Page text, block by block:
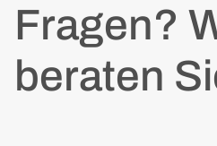
Fragen?
beraten